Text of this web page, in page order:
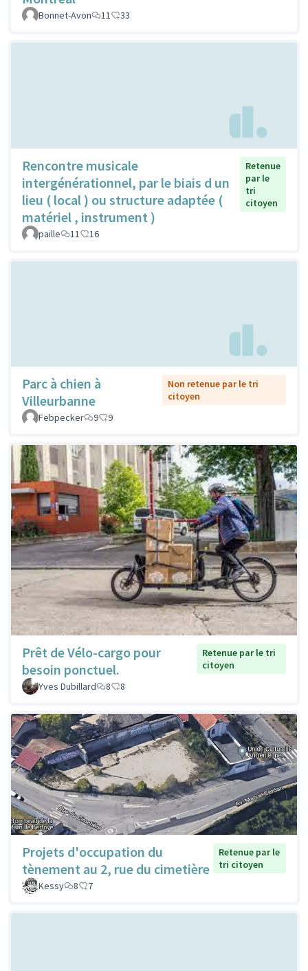
Bonnet-Avon 11 33
Rencontre musicale
intergénérationnel, par le biais d un
lieu ( local ) ou structure adaptée (
matériel , instrument )
Retenue
par le
tri
citoyen
paille 11 16
Parc à chien à
Villeurbanne
Non retenue par le tri
citoyen
Febpecker
9 9
Prêt de Vélo-cargo pour
besoin ponctuel.
Retenue par le tri
citoyen
Yves Dubillard
8 8
Projets d'occupation du
tènement au 2, rue du cimetière
Retenue par le
tri citoyen
Kessy
8 7